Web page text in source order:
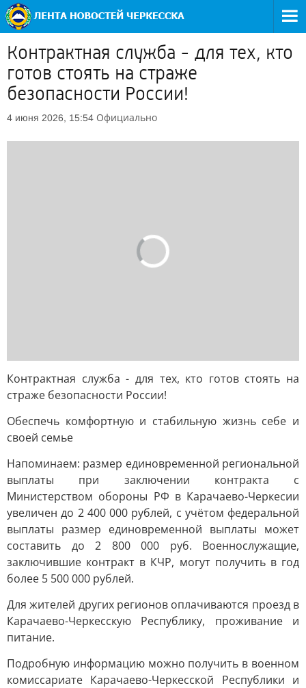
Контрактная служба - для тех, кто
готов стоять на страже
безопасности России!
4 июня 2026, 15:54 Официально
Контрактная служба - для тех, кто готов стоять на
страже безопасности России!
Обеспечь комфортную и стабильную жизнь себе и
своей семье
Напоминаем: размер единовременной региональной
выплаты при заключении контракта с
Министерством обороны РФ в Карачаево-Черкесии
увеличен до 2 400 000 рублей, с учётом федеральной
выплаты размер единовременной выплаты может
составить до 2 800 000 руб. Военнослужащие,
заключившие контракт в КЧР, могут получить в год
более 5 500 000 рублей.
Для жителей других регионов оплачиваются проезд в
Карачаево-Черкесскую Республику, проживание и
питание.
Подробную информацию можно получить в военном
комиссариате Карачаево-Черкесской Республики и